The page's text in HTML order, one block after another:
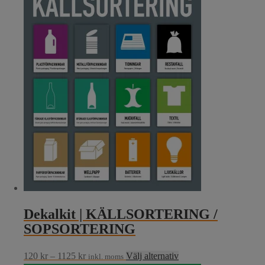
Dekalkit | KÄLLSORTERING /
SOPSORTERING
120 kr – 1125 krPrisintervall:
inkl. moms Välj alternativDen